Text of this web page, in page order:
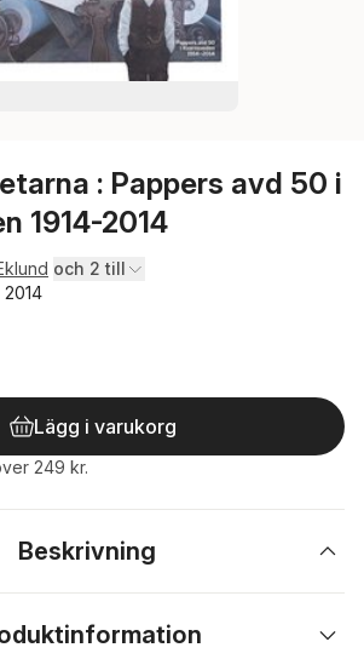
: Pappers avd 50 i
1914-2014
och 2 till
antal röster:
Lägg i varukorg
249 kr.
Beskrivning